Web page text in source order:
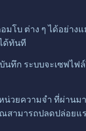
มโบ ต่าง ๆ ได้อย่า
ด้ทันที
ทึก ระบบจะเซฟไฟ
น่วยความจำ ที่ผ่านม
สามารถปลดปล่อยแ